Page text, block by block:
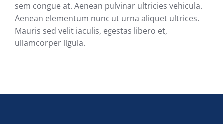
sem congue at. Aenean pulvinar ultricies vehicula.
Aenean elementum nunc ut urna aliquet ultrices.
Mauris sed velit iaculis, egestas libero et,
ullamcorper ligula.